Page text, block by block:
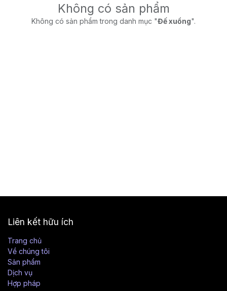
Không có sản phẩm
Không có sản phẩm trong danh mục "Đế xuồng".
Liên kết hữu ích
Trang chủ
Về chúng tôi
Sản phẩm
Dịch vụ
Hợp pháp